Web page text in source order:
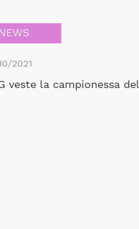
NEWS
2021
veste la campionessa